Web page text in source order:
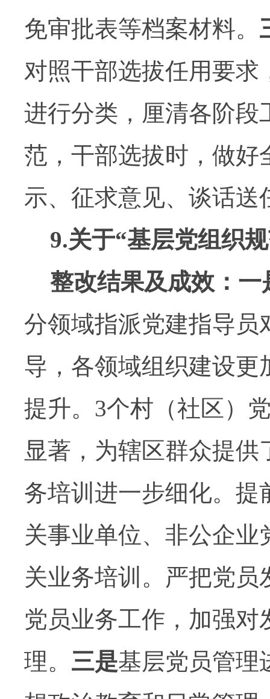
免审批表等档案材料。
对照干部选拔任用要
进行分类，厘清各阶段
范，干部选拔时，做好
示、征求意见、谈话送
9.关于“基层党组织
整改结果及成效：一
分领域指派党建指导员
导，各领域组织建设更
提升。 3个村（社区）
显著，为辖区群众提供
务培训进一步细化。提
关事业单位、非公企
关业务培训。严把党
党员业务工作，加强
理。 三是基层党员管理